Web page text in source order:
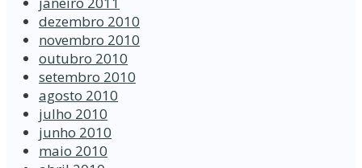
dezembro 2010
novembro 2010
outubro 2010
setembro 2010
agosto 2010
julho 2010
junho 2010
maio 2010